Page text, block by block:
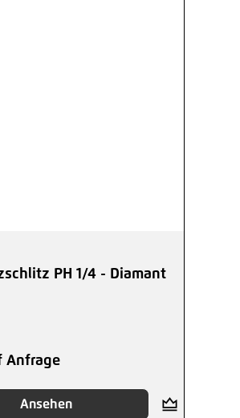
PH 1/4 - Diamant
Anfrage
Ansehen